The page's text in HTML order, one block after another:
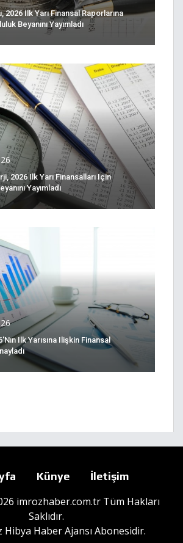
2026 Ilk Yarı Finansal Raporlarına
Beyanını Yayımladı
2026 Ilk Yarı Finansalları Için
Yayımladı
Ilk Yarısına Ilişkin Finansal
Künye İletişim
imrozhaber.com.tr Tüm Hakları
Saklıdır.
Hibya Haber Ajansı Abonesidir.